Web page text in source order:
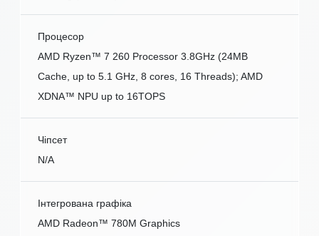
Процесор
AMD Ryzen™ 7 260 Processor 3.8GHz (24MB
Cache, up to 5.1 GHz, 8 cores, 16 Threads); AMD
XDNA™ NPU up to 16TOPS
Чіпсет
N/A
Інтегрована графіка
AMD Radeon™ 780M Graphics